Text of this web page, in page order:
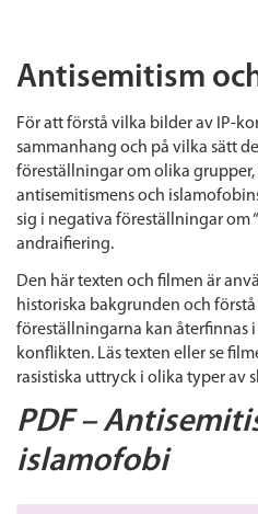
Antisemitism
För att förstå vilka bilder av IP-
sammanhang och på vilka sätt
föreställningar om olika
antisemitismens och
sig i negativa föreställningar om
andraifiering.
Den här texten och filmen är
historiska bakgrunden och förstå
föreställningarna kan återfinnas
konflikten. Läs texten eller se
rasistiska uttryck i olika typer av
PDF –
islamofobi